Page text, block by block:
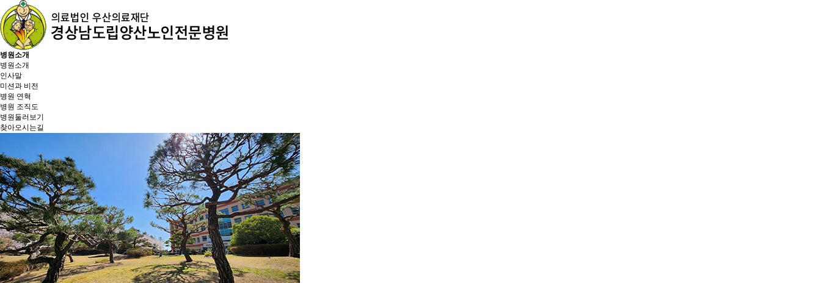
병원소개
병원소개
인사말
미션과 비전
병원 연혁
병원 조직도
병원둘러보기
찾아오시는길